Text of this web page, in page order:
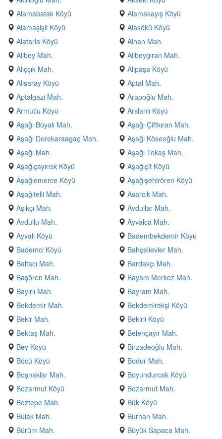
Alamabatak Köyü
Alamakayış Köyü
Alamaşişli Köyü
Alasökü Köyü
Alatarla Köyü
Alhan Mah.
Alibey Mah.
Alibeygıran Mah.
Alıççık Mah.
Alipaşa Köyü
Alisaray Köyü
Aptal Mah.
Aptalgazi Mah.
Arapoğlu Mah.
Armutlu Köyü
Arslanlı Köyü
Aşağı Boyalı Mah.
Aşağı Çiftkıran Mah.
Aşağı Derekaraagaç Mah.
Aşağı Köseoğlu Mah.
Aşağı Mah.
Aşağı Tokaş Mah.
Aşağıçayırcık Köyü
Aşağıçit Köyü
Aşağıemerce Köyü
Aşağışehirören Köyü
Aşağıtelli Mah.
Asarcık Mah.
Aşıkçı Mah.
Avdullar Mah.
Avdullu Mah.
Ayvalca Mah.
Ayvalı Köyü
Badembekdemir Köyü
Bademci Köyü
Bahçelievler Mah.
Baltacı Mah.
Bardakçı Mah.
Başören Mah.
Bayam Merkez Mah.
Bayırlı Mah.
Bayram Mah.
Bekdemir Mah.
Bekdemirekşi Köyü
Bekir Mah.
Bekirli Köyü
Bektaş Mah.
Belençayır Mah.
Bey Köyü
Birzadeoğlu Mah.
Böcü Köyü
Bodur Mah.
Boşnaklar Mah.
Boyundurcak Köyü
Bozarmut Köyü
Bozarmut Mah.
Boztepe Mah.
Bük Köyü
Bulak Mah.
Burhan Mah.
Bürüm Mah.
Büyük Sapaca Mah.